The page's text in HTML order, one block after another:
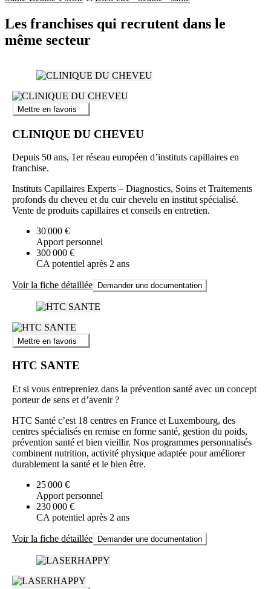
Les franchises qui recrutent dans le
même secteur
Mettre en favoris
CLINIQUE DU CHEVEU
Depuis 50 ans, 1er réseau européen d’instituts capillaires en
franchise.
Instituts Capillaires Experts – Diagnostics, Soins et Traitements
profonds du cheveu et du cuir chevelu en institut spécialisé.
Vente de produits capillaires et conseils en entretien.
30 000 €
Apport personnel
300 000 €
CA potentiel après 2 ans
Voir la fiche détaillée Demander une documentation
Mettre en favoris
HTC SANTE
Et si vous entrepreniez dans la prévention santé avec un concept
porteur de sens et d’avenir ?
HTC Santé c’est 18 centres en France et Luxembourg, des
centres spécialisés en remise en forme santé, gestion du poids,
prévention santé et bien vieillir. Nos programmes personnalisés
combinent nutrition, activité physique adaptée pour améliorer
durablement la santé et le bien être.
25 000 €
Apport personnel
230 000 €
CA potentiel après 2 ans
Voir la fiche détaillée Demander une documentation